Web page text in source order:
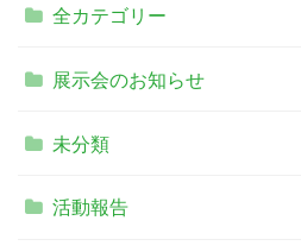
全カテゴリー
展示会のお知らせ
未分類
活動報告